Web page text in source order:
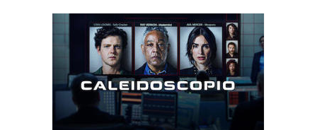
la morte di Riddick e viene promosso a un grado superiore dal
Riddick si infiltra nella sala principale dell'ammiraglia dei
Necromongers, dove Dama Vaako lo vede ma incoraggia il marito
a non avvertire il Lord Marshal e a lasciare che Riddick colpisca
per primo e apra la strada a Vaako per uccidere il Lord Marshal e
prendere il suo posto come leader. Quando Riddick attacca, il